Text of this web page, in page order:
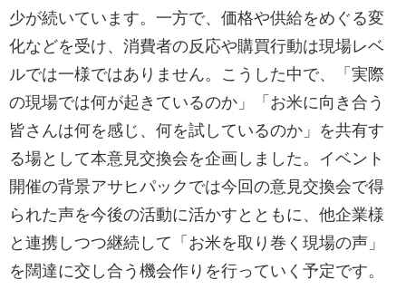
少が続いています。一方で、価格や供給をめぐる変
化などを受け、消費者の反応や購買行動は現場レベ
ルでは一様ではありません。こうした中で、「実際
の現場では何が起きているのか」「お米に向き合う
皆さんは何を感じ、何を試しているのか」を共有す
る場として本意見交換会を企画しました。イベント
開催の背景アサヒパックでは今回の意見交換会で得
られた声を今後の活動に活かすとともに、他企業様
と連携しつつ継続して「お米を取り巻く現場の声」
を闊達に交し合う機会作りを行っていく予定です。